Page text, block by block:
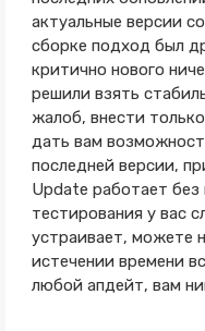
актуальные версии
сборке подход был
критично нового
решили взять
жалоб, внести
дать вам
последней версии,
Update работает без
тестирования у вас
устраивает, можете
истечении времени
любой апдейт, вам